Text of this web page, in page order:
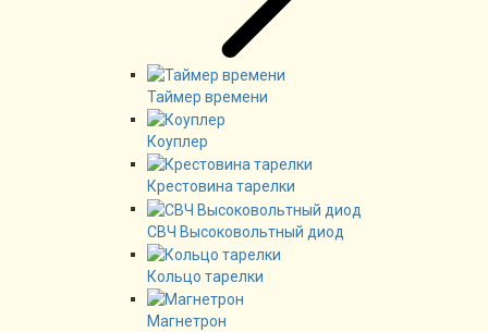
Таймер времени
Коуплер
Крестовина тарелки
СВЧ Высоковольтный диод
Кольцо тарелки
Магнетрон